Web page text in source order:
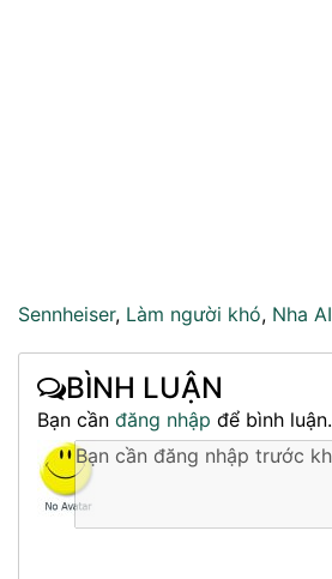
Sennheiser, Làm người khó, Nha AI
BÌNH LUẬN
Bạn cần đăng nhập để bình luận.